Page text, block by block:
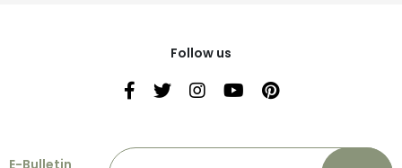
Follow us
E-Bulletin